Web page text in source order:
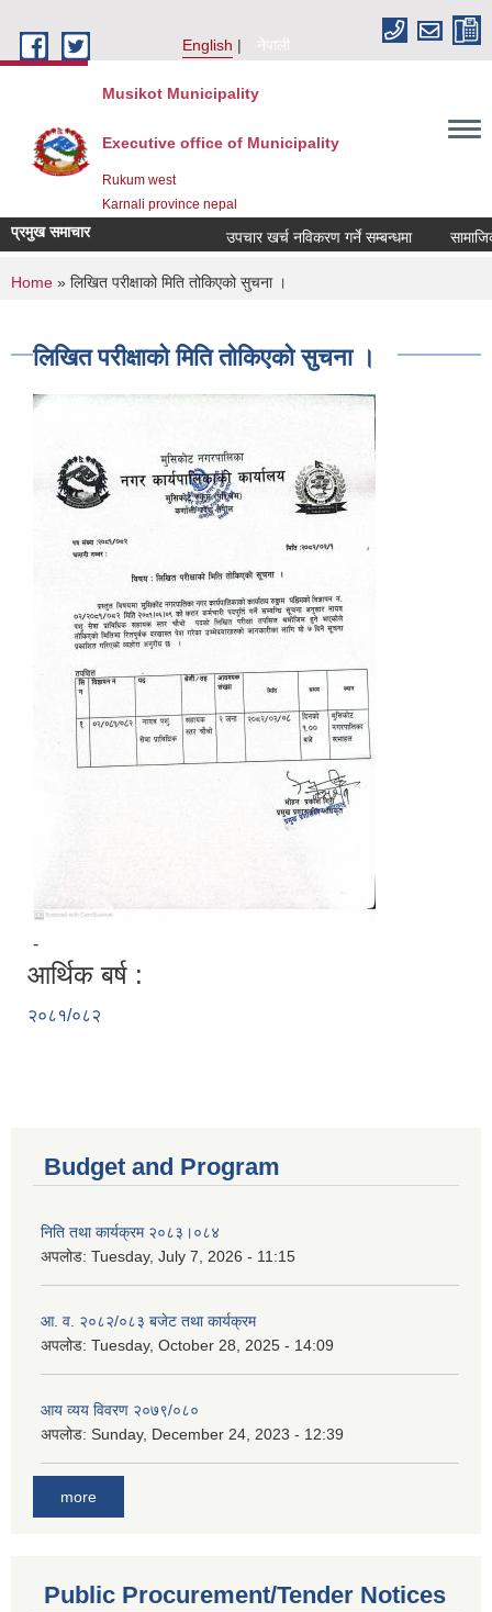
English
नेपाली
Musikot Municipality
Executive office of Municipality
Rukum west
Karnali province nepal
प्रमुख समाचार उपचार खर्च नविकरण गर्ने सम्बन्धमा
You are here
Home » लिखित परीक्षाको मिति तोकिएको सुचना ।
लिखित परीक्षाको मिति तोकिएको सुचना ।
-
आर्थिक बर्ष :
२०८१/०८२
Budget and Program
निति तथा कार्यक्रम २०८३।०८४
अपलोड: Tuesday, July 7, 2026 - 11:15
आ. व. २०८२/०८३ बजेट तथा कार्यक्रम
अपलोड: Tuesday, October 28, 2025 - 14:09
आय व्यय विवरण २०७९/०८०
अपलोड: Sunday, December 24, 2023 - 12:39
more
Public Procurement/Tender Notices